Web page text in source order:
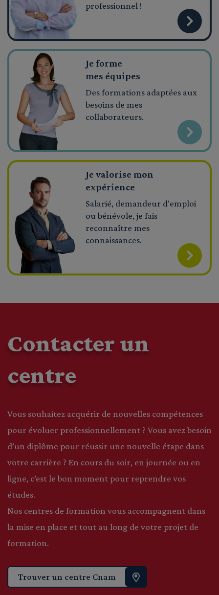
professionnel !
Je forme
mes équipes
Des formations adaptées aux
besoins de mes
collaborateurs.
Je valorise mon
expérience
Salarié, demandeur d'emploi
ou bénévole, je fais
reconnaître mes
connaissances.
Contacter un
centre
Vous souhaitez acquérir de nouvelles compétences
pour évoluer professionnellement ? Vous avez besoin
d’un diplôme pour réussir une nouvelle étape dans
votre carrière ? En cours du soir, en journée ou en
ligne, c’est le bon moment pour reprendre vos
études.
Nos centres de formation vous accompagnent dans
la mise en place et tout au long de votre projet de
formation.
Trouver un centre Cnam